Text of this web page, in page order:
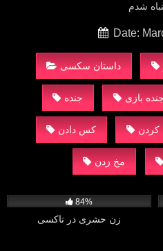
شدم
Date:
داستان سکسی
جنده بازی
کس دادن کردن
مخ زدن
84%
زن حشری در تاکسی